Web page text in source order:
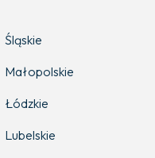
Śląskie
Małopolskie
Łódzkie
Lubelskie